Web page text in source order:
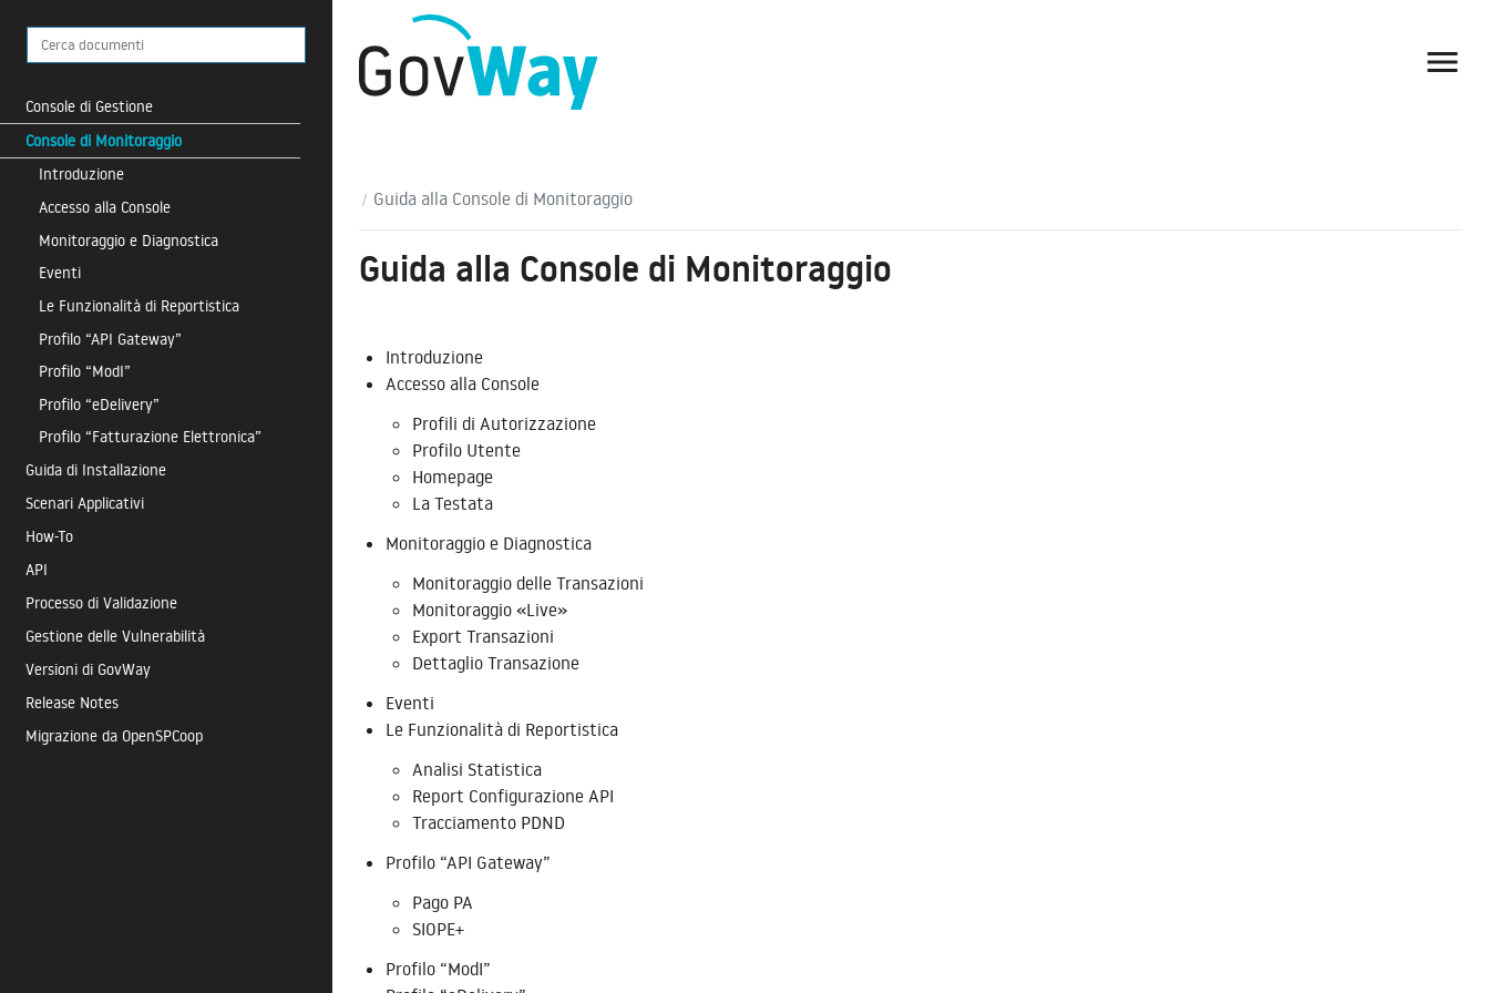
Console di Gestione
Console di Monitoraggio
Introduzione
Accesso alla Console
Monitoraggio e Diagnostica
Eventi
Le Funzionalità di Reportistica
Profilo “API Gateway”
Profilo “ModI”
Profilo “eDelivery”
Profilo “Fatturazione Elettronica”
Guida di Installazione
Scenari Applicativi
How-To
API
Processo di Validazione
Gestione delle Vulnerabilità
Versioni di GovWay
Release Notes
Migrazione da OpenSPCoop

Guida alla Console di Monitoraggio
Guida alla Console di Monitoraggio
Introduzione
Accesso alla Console
Profili di Autorizzazione
Profilo Utente
Homepage
La Testata
Monitoraggio e Diagnostica
Monitoraggio delle Transazioni
Monitoraggio «Live»
Export Transazioni
Dettaglio Transazione
Eventi
Le Funzionalità di Reportistica
Analisi Statistica
Report Configurazione API
Tracciamento PDND
Profilo “API Gateway”
Pago PA
SIOPE+
Profilo “ModI”